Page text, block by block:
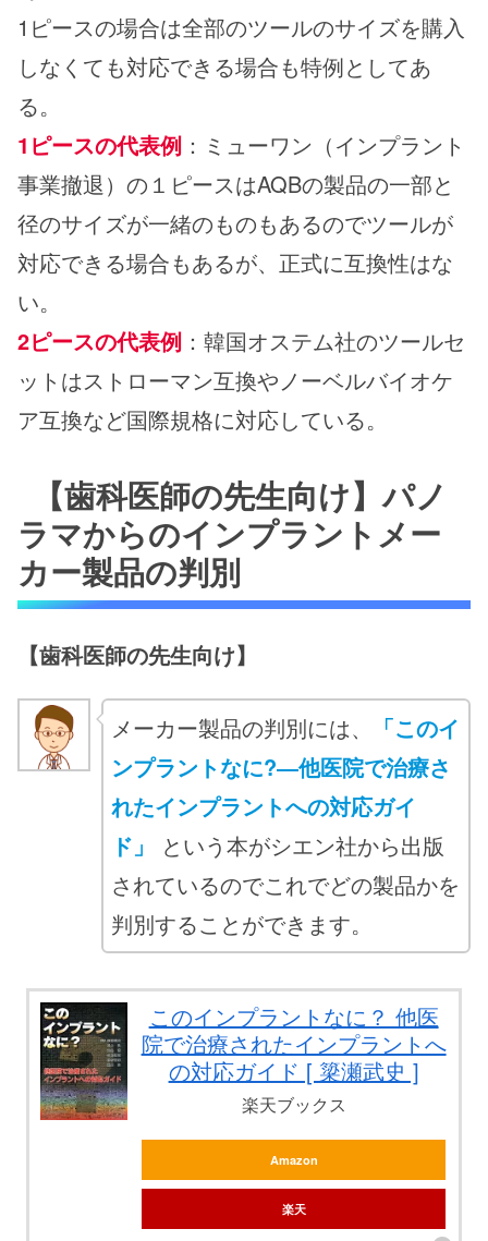
1ピースの場合は全部のツールのサイズを購入
しなくても対応できる場合も特例としてあ
る。
1ピースの代表例 ：ミューワン（インプラント
事業撤退）の１ピースはAQBの製品の一部と
径のサイズが一緒のものもあるのでツールが
対応できる場合もあるが、正式に互換性はな
い。
2ピースの代表例 ：韓国オステム社のツールセ
ットはストローマン互換やノーベルバイオケ
ア互換など国際規格に対応している。
【歯科医師の先生向け】パノ
ラマからのインプラントメー
カー製品の判別
【歯科医師の先生向け】
メーカー製品の判別には、
「このイ
ンプラントなに?―他医院で治療さ
れたインプラントへの対応ガイ
ド」
という本がシエン社から出版
されているのでこれでどの製品かを
判別することができます。
このインプラントなに？ 他医
院で治療されたインプラントへ
の対応ガイド [ 簗瀬武史 ]
楽天ブックス
Amazon
楽天